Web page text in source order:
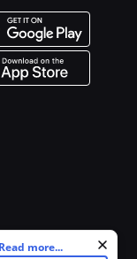
personalize
Read more...